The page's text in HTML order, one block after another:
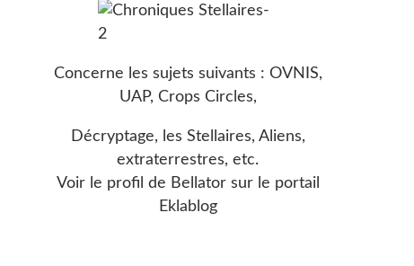
Concerne les sujets suivants : OVNIS,
UAP, Crops Circles,
Décryptage, les Stellaires, Aliens,
extraterrestres, etc.
Voir le profil de Bellator sur le portail
Eklablog